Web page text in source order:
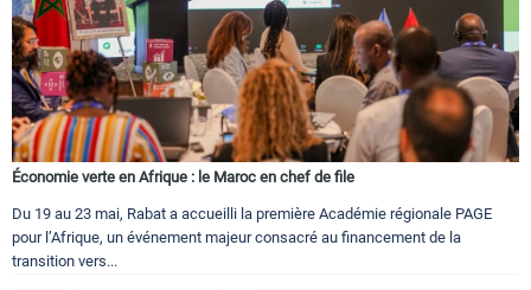
Économie verte en Afrique : le Maroc en chef de file
Du 19 au 23 mai, Rabat a accueilli la première Académie régionale PAGE
pour l’Afrique, un événement majeur consacré au financement de la
transition vers...